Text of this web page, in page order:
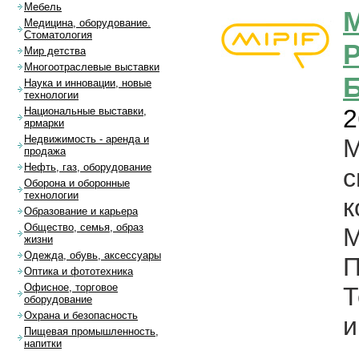
Мебель
Медицина, оборудование.
Стоматология
Мир детства
Многоотраслевые выставки
Наука и инновации, новые
технологии
Национальные выставки,
ярмарки
Недвижимость - аренда и
продажа
Нефть, газ, оборудование
Оборона и оборонные
технологии
Образование и карьера
Общество, семья, образ
жизни
Одежда, обувь, аксессуары
Оптика и фототехника
Офисное, торговое
оборудование
Охрана и безопасность
Пищевая промышленность,
напитки